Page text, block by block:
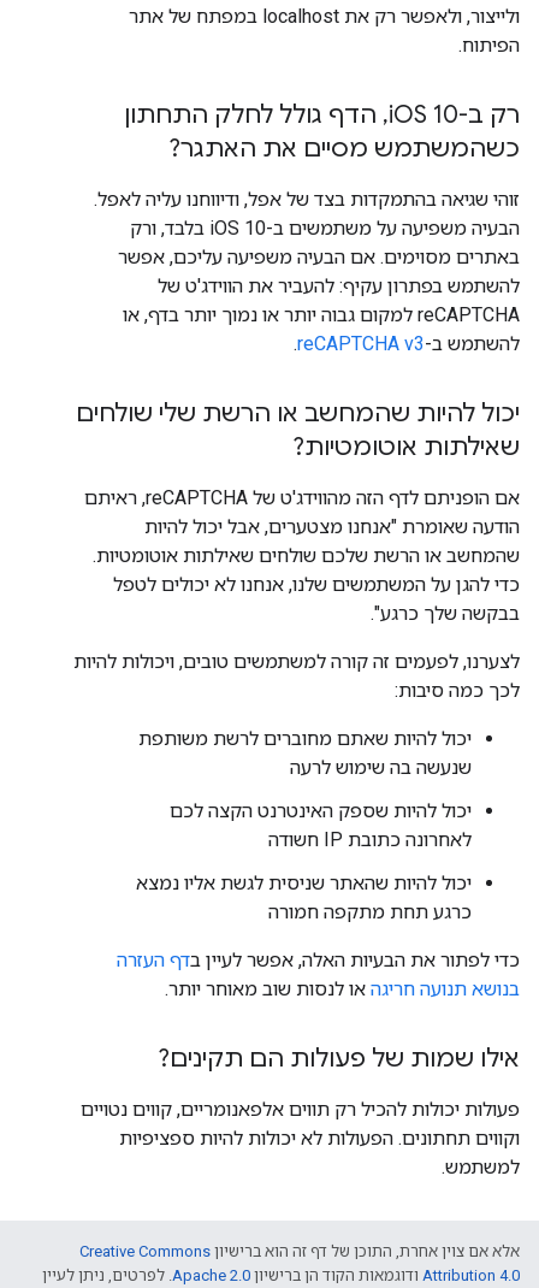
ולייצור, ולאפשר רק את localhost במפתח של אתר
הפיתוח.
רק ב-iOS 10
, הדף גולל לחלק התחתון
כשהמשתמש מסיים את האתגר?
זוהי שגיאה בהתמקדות בצד של אפל, ודיווחנו עליה לאפל.
הבעיה משפיעה על משתמשים ב-iOS 10 בלבד, ורק
באתרים מסוימים. אם הבעיה משפיעה עליכם, אפשר
להשתמש בפתרון עקיף: להעביר את הווידג'ט של
reCAPTCHA למקום גבוה יותר או נמוך יותר בדף, או
להשתמש ב-reCAPTCHA v3
.
יכול להיות שהמחשב או הרשת שלי שולחים
שאילתות אוטומטיות?
אם הופניתם לדף הזה מהווידג'ט של reCAPTCHA, ראיתם
הודעה שאומרת "אנחנו מצטערים, אבל יכול להיות
שהמחשב או הרשת שלכם שולחים שאילתות אוטומטיות.
כדי להגן על המשתמשים שלנו, אנחנו לא יכולים לטפל
בבקשה שלך כרגע".
לצערנו, לפעמים זה קורה למשתמשים טובים, ויכולות להיות
לכך כמה סיבות:
יכול להיות שאתם מחוברים לרשת משותפת
שנעשה בה שימוש לרעה
יכול להיות שספק האינטרנט הקצה לכם
לאחרונה כתובת IP חשודה
יכול להיות שהאתר שניסית לגשת אליו נמצא
כרגע תחת מתקפה חמורה
כדי לפתור את הבעיות האלה, אפשר לעיין בדף העזרה
בנושא תנועה חריגה או לנסות שוב מאוחר יותר.
אילו שמות של פעולות הם תקינים?
פעולות יכולות להכיל רק תווים אלפאנומריים, קווים נטויים
וקווים תחתונים. הפעולות לא יכולות להיות ספציפיות
למשתמש.
אלא אם צוין אחרת, התוכן של דף זה הוא ברישיון Creative Commons
Attribution 4.0 ודוגמאות הקוד הן ברישיון Apache 2.0 . לפרטים, ניתן לעיין